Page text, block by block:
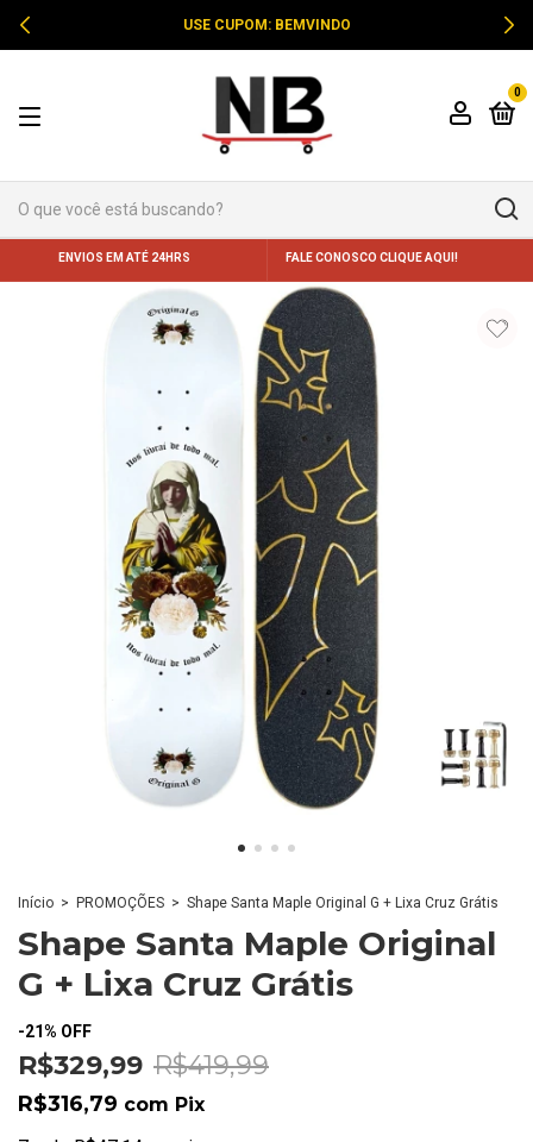
USE CUPOM: BEMVINDO
0
ENVIOS EM ATÉ 24HRS FALE CONOSCO CLIQUE AQUI!
Início > PROMOÇÕES > Shape Santa Maple Original G + Lixa Cruz Grátis
Shape Santa Maple Original
G + Lixa Cruz Grátis
-21% OFF
R$329,99 R$419,99
R$316,79 com Pix